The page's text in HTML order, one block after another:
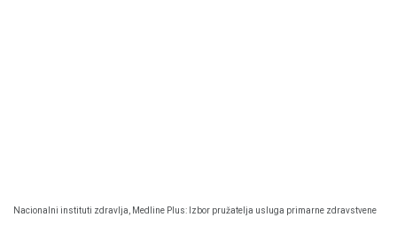
Nacionalni instituti zdravlja, Medline Plus: Izbor pružatelja usluga primarne zdravstvene